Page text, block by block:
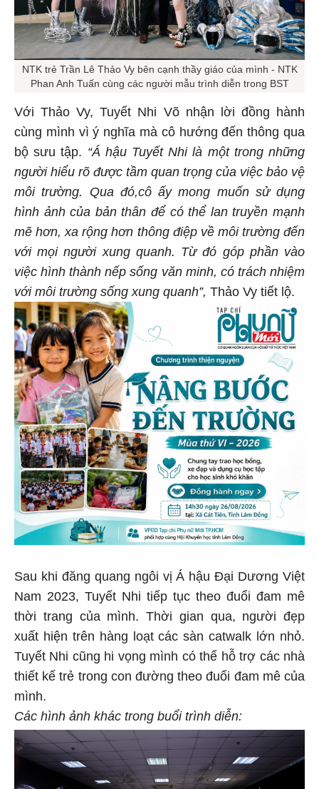
NTK trẻ Trần Lê Thảo Vy bên cạnh thầy giáo của mình - NTK
Phan Anh Tuấn cùng các người mẫu trình diễn trong BST
Với Thảo Vy, Tuyết Nhi Võ nhận lời đồng hành
cùng mình vì ý nghĩa mà cô hướng đến thông qua
bộ sưu tập. “Á hậu Tuyết Nhi là một trong những
người hiểu rõ được tầm quan trọng của việc bảo vệ
môi trường. Qua đó,cô ấy mong muốn sử dụng
hình ảnh của bản thân để có thể lan truyền mạnh
mẽ hơn, xa rộng hơn thông điệp về môi trường đến
với mọi người xung quanh. Từ đó góp phần vào
việc hình thành nếp sống văn minh, có trách nhiệm
với môi trường sống xung quanh”, Thảo Vy tiết lộ.
Sau khi đăng quang ngôi vị Á hậu Đại Dương Việt
Nam 2023, Tuyết Nhi tiếp tục theo đuổi đam mê
thời trang của mình. Thời gian qua, người đẹp
xuất hiện trên hàng loạt các sàn catwalk lớn nhỏ.
Tuyết Nhi cũng hi vọng mình có thể hỗ trợ các nhà
thiết kế trẻ trong con đường theo đuổi đam mê của
mình.
Các hình ảnh khác trong buổi trình diễn: